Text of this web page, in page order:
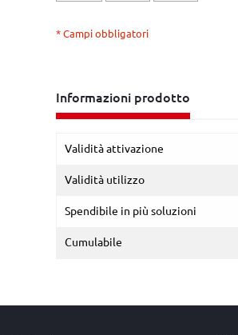
* Campi obbligatori
Informazioni prodotto
Validità attivazione
Validità utilizzo
Spendibile in più soluzioni
Cumulabile